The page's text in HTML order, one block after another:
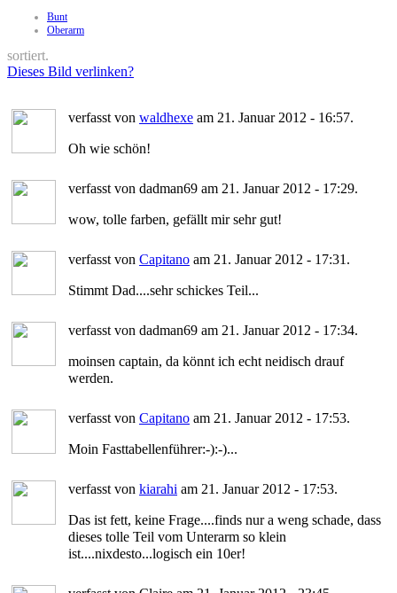
Bunt
Oberarm
sortiert.
Dieses Bild verlinken?
verfasst von waldhexe am 21. Januar 2012 - 16:57.
Oh wie schön!
verfasst von dadman69 am 21. Januar 2012 - 17:29.
wow, tolle farben, gefällt mir sehr gut!
verfasst von Capitano am 21. Januar 2012 - 17:31.
Stimmt Dad....sehr schickes Teil...
verfasst von dadman69 am 21. Januar 2012 - 17:34.
moinsen captain, da könnt ich echt neidisch drauf
werden.
verfasst von Capitano am 21. Januar 2012 - 17:53.
Moin Fasttabellenführer:-):-)...
verfasst von kiarahi am 21. Januar 2012 - 17:53.
Das ist fett, keine Frage....finds nur a weng schade, dass
dieses tolle Teil vom Unterarm so klein
ist....nixdesto...logisch ein 10er!